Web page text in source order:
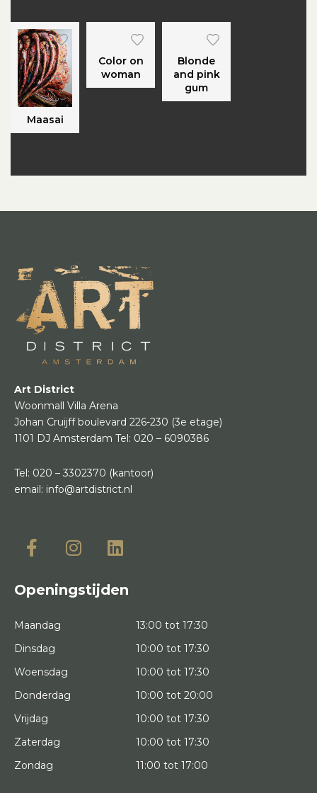
Maasai
Color on
woman
Blonde
and pink
gum
Art District
Woonmall Villa Arena
Johan Cruijff boulevard 226-230 (3e etage)
1101 DJ Amsterdam Tel: 020 – 6090386
Tel: 020 – 3302370 (kantoor)
email: info@artdistrict.nl
Openingstijden
Maandag
13:00 tot 17:30
Dinsdag
10:00 tot 17:30
Woensdag
10:00 tot 17:30
Donderdag
10:00 tot 20:00
Vrijdag
10:00 tot 17:30
Zaterdag
10:00 tot 17:30
Zondag
11:00 tot 17:00